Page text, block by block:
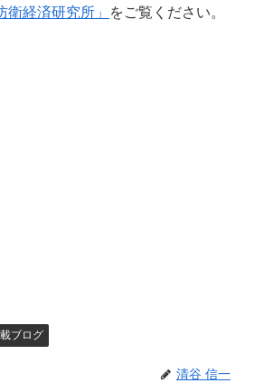
経済研究所」
をご覧ください。
ブログ
清谷 信一